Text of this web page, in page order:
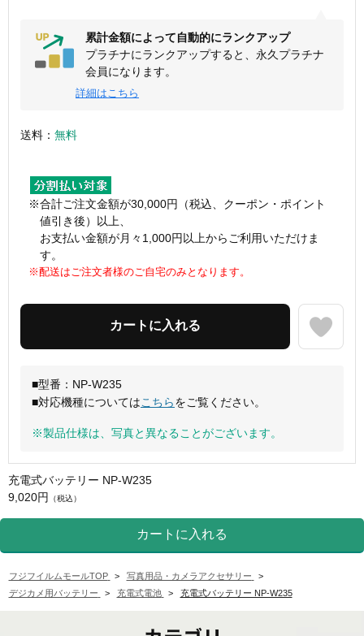
累計金額によって自動的にランクアップ
プラチナにランクアップすると、永久プラチナ
会員になります。
詳細はこちら
送料： 無料
※合計ご注文金額が30,000円（税込、クーポン・ポイント
値引き後）以上、
お支払い金額が月々1,000円以上からご利用いただけま
す。
※配送はご注文者様のご自宅のみとなります。
■型番：NP-W235
■対応機種についてはこちらをご覧ください。
※製品仕様は、写真と異なることがございます。
充電式バッテリー NP-W235
9,020円
（税込）
フジフイルムモールTOP > 写真用品・カメラアクセサリー
>
デジカメ用バッテリー
> 充電式電池 > 充電式バッテリー NP-W235